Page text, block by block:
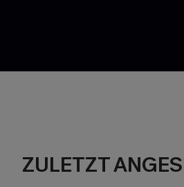
ZULETZT